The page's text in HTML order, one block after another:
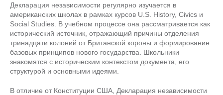
Декларация независимости регулярно изучается в
американских школах в рамках курсов U.S. History, Civics и
Social Studies. В учебном процессе она рассматривается как
исторический источник, отражающий причины отделения
тринадцати колоний от Британской короны и формирование
базовых принципов нового государства. Школьники
знакомятся с историческим контекстом документа, его
структурой и основными идеями.
В отличие от Конституции США, Декларация независимости